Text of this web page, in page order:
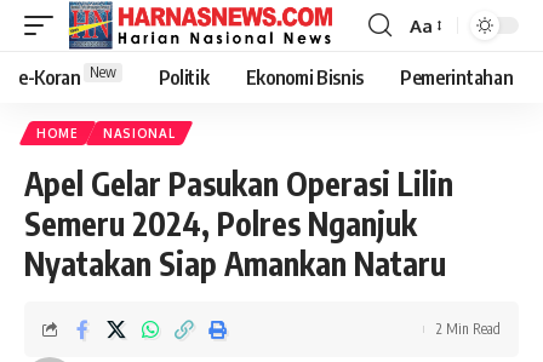
Aa
e-Koran New Politik Ekonomi Bisnis Pemerintahan
HOME NASIONAL
Apel Gelar Pasukan Operasi Lilin
Semeru 2024, Polres Nganjuk
Nyatakan Siap Amankan Nataru
2 Min Read